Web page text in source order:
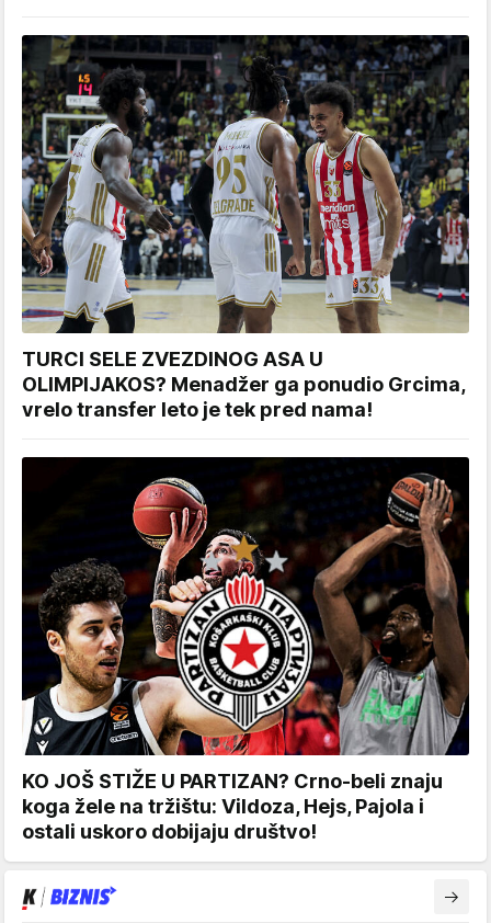
TURCI SELE ZVEZDINOG ASA U
OLIMPIJAKOS? Menadžer ga ponudio Grcima,
vrelo transfer leto je tek pred nama!
KO JOŠ STIŽE U PARTIZAN? Crno-beli znaju
koga žele na tržištu: Vildoza, Hejs, Pajola i
ostali uskoro dobijaju društvo!